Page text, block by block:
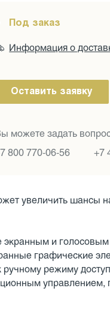
Под заказ
Информация о
Оставить заявку
можете задать
800 770-06-56 +7
увеличить шансы
экранным и
графические
режиму
управлением,